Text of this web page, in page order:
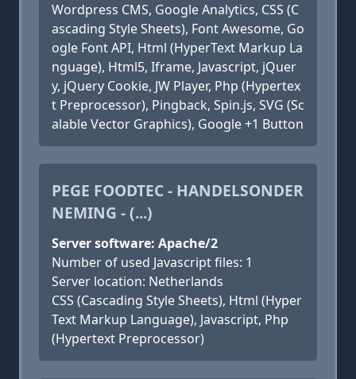
Wordpress CMS, Google Analytics, CSS (C
ascading Style Sheets), Font Awesome, Go
ogle Font API, Html (HyperText Markup La
nguage), Html5, Iframe, Javascript, jQuer
y, jQuery Cookie, JW Player, Php (Hypertex
t Preprocessor), Pingback, Spin.js, SVG (Sc
alable Vector Graphics), Google +1 Button
PEGE FOODTEC - HANDELSONDER
NEMING - (...)
Server software: Apache/2
Number of used Javascript files: 1
Server location: Netherlands
CSS (Cascading Style Sheets), Html (Hyper
Text Markup Language), Javascript, Php
(Hypertext Preprocessor)